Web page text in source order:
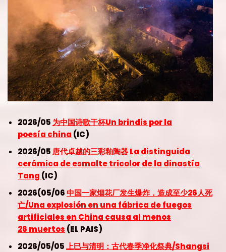
2026/05 为中国诗歌干杯Un brindis por la
poesía china (IC)
2026/05 唐代卓越的三彩釉陶器 La distinguida
cerámica de esmalte tricolor de la dinastía
Tang (IC)
2026(05/06中国一家烟花厂发生爆炸，造成至少26人死
亡/Una explosión en una fábrica de fuegos
artificiales en China causa al menos
26 muertos (EL PAIS)
2026/05/05上巳与清明：古代春季净化祭典/Shangsi